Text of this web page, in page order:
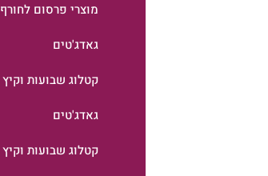
מוצרי פרסום לחורף
גאדג'טים
קטלוג שבועות וקיץ
גאדג'טים
קטלוג שבועות וקיץ